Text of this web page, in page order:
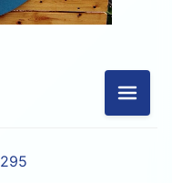
メニュ